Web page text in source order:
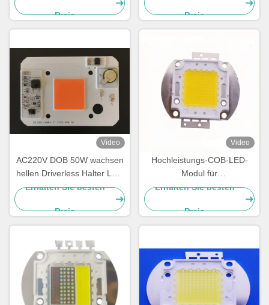
Preis Preis
Video
AC220V DOB 50W wachsen
hellen Driverless Halter LED
3200k 78x55mm
Erhalten Sie besten
Preis
Video
Hochleistungs-COB-LED-
Modul für
Straßenbeleuchtung 2700K-
Lichtquellenhersteller
Erhalten Sie besten
Preis